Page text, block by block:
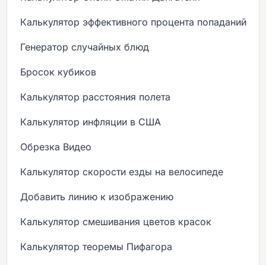
Калькулятор эффективного процента попаданий
Генератор случайных блюд
Бросок кубиков
Калькулятор расстояния полета
Калькулятор инфляции в США
Обрезка Видео
Калькулятор скорости езды на велосипеде
Добавить линию к изображению
Калькулятор смешивания цветов красок
Калькулятор теоремы Пифагора